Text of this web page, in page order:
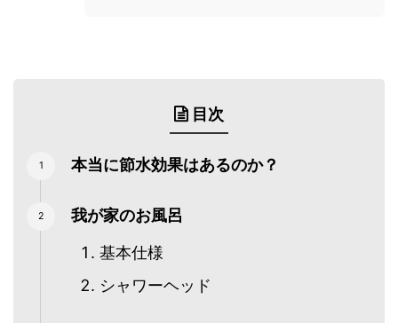
目次
本当に節水効果はあるのか？
我が家のお風呂
基本仕様
シャワーヘッド